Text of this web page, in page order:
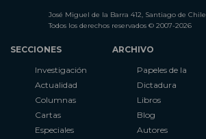
José Miguel de la Barra 412, Santiago de Chile
Todos los derechos reservados © 2007-2026
SECCIONES
Investigación
Actualidad
Columnas
Cartas
Especiales
ARCHIVO
Papeles de la
Dictadura
Libros
Blog
Autores